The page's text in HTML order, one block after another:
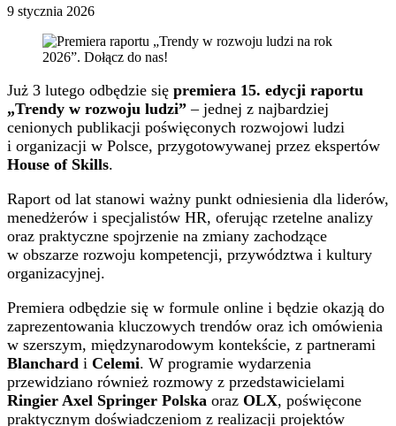
9 stycznia 2026
Już 3 lutego odbędzie się premiera 15. edycji raportu
„Trendy w rozwoju ludzi” – jednej z najbardziej
cenionych publikacji poświęconych rozwojowi ludzi
i organizacji w Polsce, przygotowywanej przez ekspertów
House of Skills.
Raport od lat stanowi ważny punkt odniesienia dla liderów,
menedżerów i specjalistów HR, oferując rzetelne analizy
oraz praktyczne spojrzenie na zmiany zachodzące
w obszarze rozwoju kompetencji, przywództwa i kultury
organizacyjnej.
Premiera odbędzie się w formule online i będzie okazją do
zaprezentowania kluczowych trendów oraz ich omówienia
w szerszym, międzynarodowym kontekście, z partnerami
Blanchard i Celemi. W programie wydarzenia
przewidziano również rozmowy z przedstawicielami
Ringier Axel Springer Polska oraz OLX, poświęcone
praktycznym doświadczeniom z realizacji projektów